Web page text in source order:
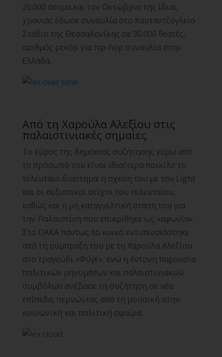
20.000 άτομα και τον Οκτώβριο της ίδιας
χρονιάς έδωσε συναυλία στο Καυταντζόγλειο
Στάδιο της Θεσσαλονίκης σε 30.000 θεατές,
αριθμός ρεκόρ για hip-hop συναυλία στην
Ελλάδα.
Από τη Χαρούλα Αλεξίου στις
παλαιστινιακές σημαίες
Το εύρος της δημόσιας συζήτησης γύρω από
το πρόσωπό του είναι ιδιαίτερα ποικίλο το
τελευταίο διάστημα: η σχέση του με τον Light
και οι σεξιστικοί στίχοι του τελευταίου,
καθώς και η μη καταγγελτική στάση του για
την Παλαιστίνη που επικρίθηκε ως «αφωνία».
Στο ΟΑΚΑ πάντως το κοινό εντυπωσιάστηκε
από τη σύμπραξή του με τη Χαρούλα Αλεξίου
στο τραγούδι «Φύγε», ενώ η έντονη παρουσία
πολιτικών μηνυμάτων και παλαιστινιακών
συμβόλων ανέβασε τη συζήτηση σε νέα
επίπεδα, περνώντας από τη μουσική στην
κοινωνική και πολιτική σφαίρα.